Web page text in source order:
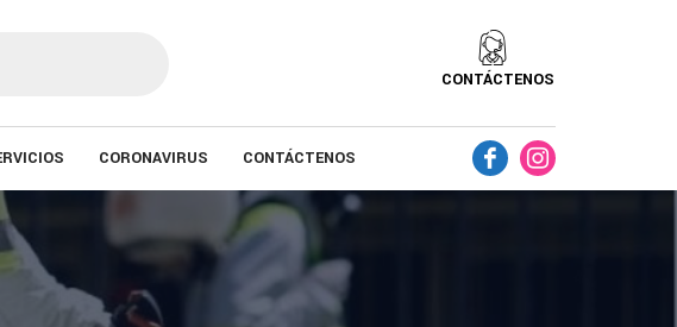
CONTÁCTENOS
CORONAVIRUS CONTÁCTENOS